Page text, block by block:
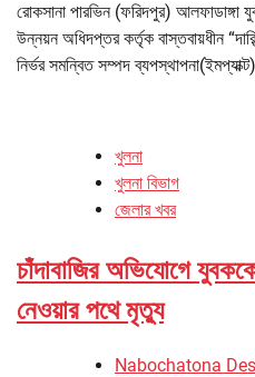
রোকসানা পারভিন (ফরিদপুর) আলফাডাঙ্গা
উন্নয়ন অধিদপ্তর কর্তৃক বাস্তবায়ধীন
নির্ভর সমন্বিত সম্পদ
খুলনা
খুলনা বিভাগ
জেলার খবর
চাঁদাবাজির অভিযোগে
নেওয়ার পথে মৃত্যু
Nabochatona